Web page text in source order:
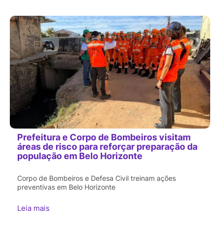
Prefeitura e Corpo de Bombeiros visitam
áreas de risco para reforçar preparação da
população em Belo Horizonte
Corpo de Bombeiros e Defesa Civil treinam ações
preventivas em Belo Horizonte
Leia mais